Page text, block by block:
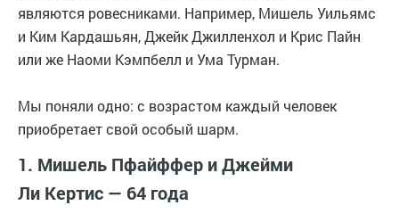
являются ровесниками. Например, Мишель Уильямс
и Ким Кардашьян, Джейк Джилленхол и Крис Пайн
или же Наоми Кэмпбелл и Ума Турман.
Мы поняли одно: с возрастом каждый человек
приобретает свой особый шарм.
1. Мишель Пфайффер и Джейми
Ли Кертис — 64 года